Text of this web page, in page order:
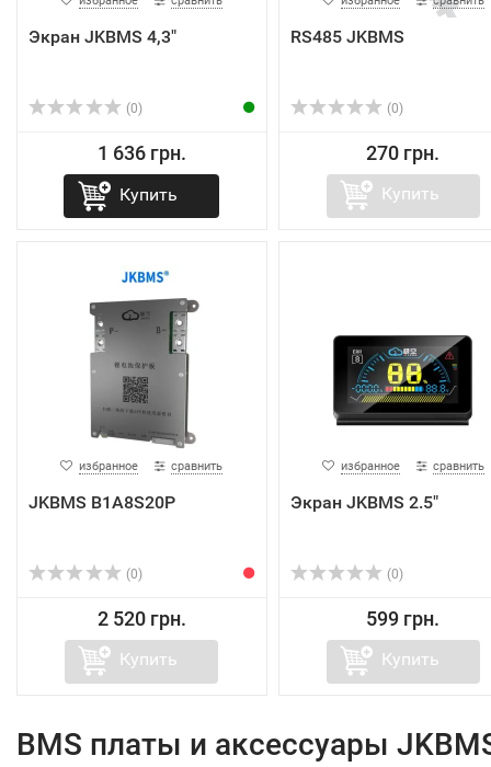
Экран JKBMS 4,3"
(0)
1 636 грн.
Купить
RS485 JKBMS
(0)
270 грн.
Купить
избранное сравнить
JKBMS B1A8S20P
(0)
2 520 грн.
Купить
избранное сравнить
Экран JKBMS 2.5"
(0)
599 грн.
Купить
BMS платы и аксессуары